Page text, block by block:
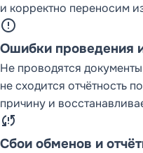
и корректно переносим
error
Ошибки проведения
Не проводятся
не сходится отчётность
причину и
sync_problem
Сбои обменов и